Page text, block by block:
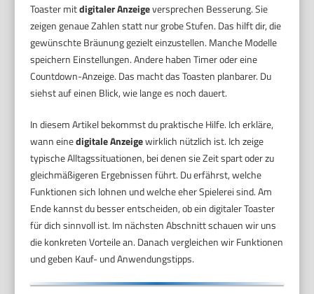
Toaster mitdigitaler Anzeigeversprechen Besserung. Sie
zeigen genaue Zahlen statt nur grobe Stufen. Das hilft dir, die
gewünschte Bräunung gezielt einzustellen. Manche Modelle
speichern Einstellungen. Andere haben Timer oder eine
Countdown-Anzeige. Das macht das Toasten planbarer. Du
siehst auf einen Blick, wie lange es noch dauert.
In diesem Artikel bekommst du praktische Hilfe. Ich erkläre,
wann einedigitale Anzeigewirklich nützlich ist. Ich zeige
typische Alltagssituationen, bei denen sie Zeit spart oder zu
gleichmäßigeren Ergebnissen führt. Du erfährst, welche
Funktionen sich lohnen und welche eher Spielerei sind. Am
Ende kannst du besser entscheiden, ob ein digitaler Toaster
für dich sinnvoll ist. Im nächsten Abschnitt schauen wir uns
die konkreten Vorteile an. Danach vergleichen wir Funktionen
und geben Kauf- und Anwendungstipps.